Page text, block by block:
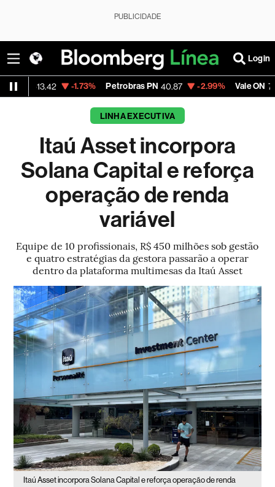
PUBLICIDADE
Login
-1.73% Petrobras PN 40.87 -2.99% Vale ON 74.97 -
LINHA EXECUTIVA
Itaú Asset incorpora
Solana Capital e reforça
operação de renda
variável
Equipe de 10 profissionais, R$ 450 milhões sob gestão
e quatro estratégias da gestora passarão a operar
dentro da plataforma multimesas da Itaú Asset
Itaú Asset incorpora Solana Capital e reforça operação de renda